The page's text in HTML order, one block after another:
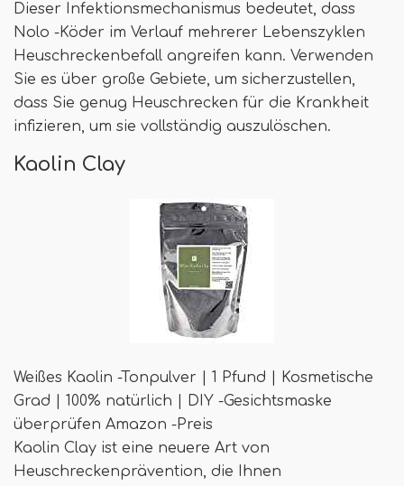
Dieser Infektionsmechanismus bedeutet, dass
Nolo -Köder im Verlauf mehrerer Lebenszyklen
Heuschreckenbefall angreifen kann. Verwenden
Sie es über große Gebiete, um sicherzustellen,
dass Sie genug Heuschrecken für die Krankheit
infizieren, um sie vollständig auszulöschen.
Kaolin Clay
Weißes Kaolin -Tonpulver | 1 Pfund | Kosmetische
Grad | 100% natürlich | DIY -Gesichtsmaske
überprüfen Amazon -Preis
Kaolin Clay ist eine neuere Art von
Heuschreckenprävention, die Ihnen